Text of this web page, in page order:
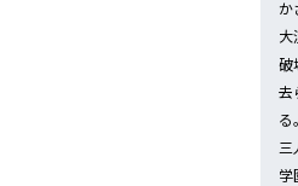
か
大
破
去
る
学